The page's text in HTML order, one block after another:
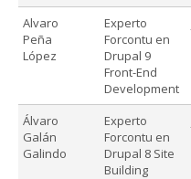
Alvaro
Peña
López
Experto
Forcontu en
Drupal 9
Front-End
Development
Álvaro
Galán
Galindo
Experto
Forcontu en
Drupal 8 Site
Building